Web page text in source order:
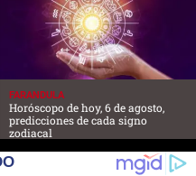
FARANDULA
Horóscopo de hoy, 6 de agosto,
predicciones de cada signo
zodiacal